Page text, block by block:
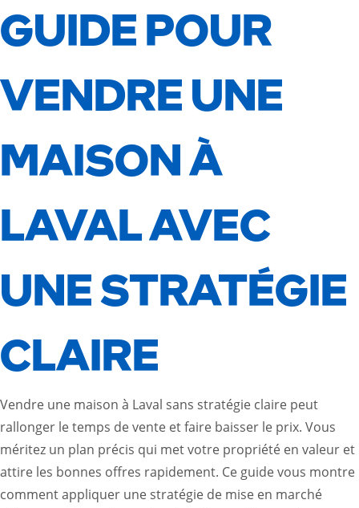
GUIDE POUR
VENDRE UNE
MAISON À
LAVAL AVEC
UNE STRATÉGIE
CLAIRE
Vendre une maison à Laval sans stratégie claire peut
rallonger le temps de vente et faire baisser le prix. Vous
méritez un plan précis qui met votre propriété en valeur et
attire les bonnes offres rapidement. Ce guide vous montre
comment appliquer une stratégie de mise en marché